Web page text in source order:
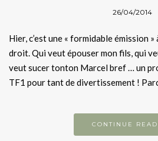
26/04/2014
Hier, c’est une « formidable émission
droit. Qui veut épouser mon fils, qui
veut sucer tonton Marcel bref … un
TF1 pour tant de divertissement !
CONTINUE